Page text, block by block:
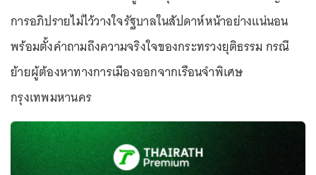
การอภิปรายไม่ไว้วางใจรัฐบาลในสัปดาห์หน้าอย่างแน่นอน
พร้อมตั้งคำถามถึงความจริงใจของกระทรวงยุติธรรม กรณี
ย้ายผู้ต้องหาทางการเมืองออกจากเรือนจำพิเศษ
กรุงเทพมหานคร